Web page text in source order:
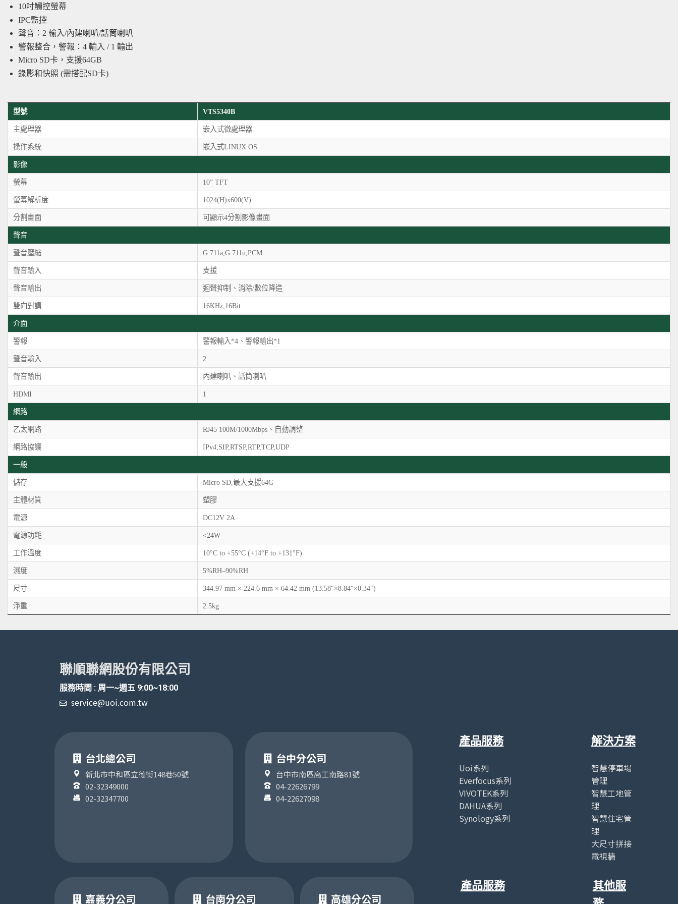
10吋觸控螢幕
IPC監控
聲音：2 輸入/內建喇叭/話筒喇叭
警報整合，警報：4 輸入 / 1 輸出
Micro SD卡，支援64GB
錄影和快照 (需搭配SD卡)
型號 VTS5340B
主處理器 嵌入式微處理器
操作系統 嵌入式LINUX OS
影像
螢幕 10” TFT
螢幕解析度 1024(H)x600(V)
分割畫面 可顯示4分割影像畫面
聲音
聲音壓縮 G.711a,G.711u,PCM
聲音輸入 支援
聲音輸出 迴聲抑制、消除/數位降造
雙向對講 16KHz,16Bit
介面
警報 警報輸入*4、警報輸出*1
聲音輸入 2
聲音輸出 內建喇叭、話筒喇叭
HDMI 1
網路
乙太網路 RJ45 100M/1000Mbps、自動調整
網路協議 IPv4,SIP,RTSP,RTP,TCP,UDP
一般
儲存 Micro SD,最大支援64G
主體材質 塑膠
電源 DC12V 2A
電源功耗 <24W
工作溫度 10°C to +55°C (+14°F to +131°F)
濕度 5%RH–90%RH
尺寸 344.97 mm × 224.6 mm × 64.42 mm (13.58″×8.84″×0.34″)
淨重 2.5kg
聯順聯網股份有限公司
服務時間 : 周一~週五 9:00~18:00
service@uoi.com.tw
台北總公司
新北市中和區立德街148巷50號
02-32349000
02-32347700
台中分公司
台中市南區高工南路81號
04-22626799
04-22627098
產品服務
Uoi系列
Everfocus系列
VIVOTEK系列
DAHUA系列
Synology系列
解決方案
智慧停車場
管理
智慧工地管
理
智慧住宅管
理
大尺寸拼接
電視牆
嘉義分公司 台南分公司 高雄分公司
產品服務
其他服